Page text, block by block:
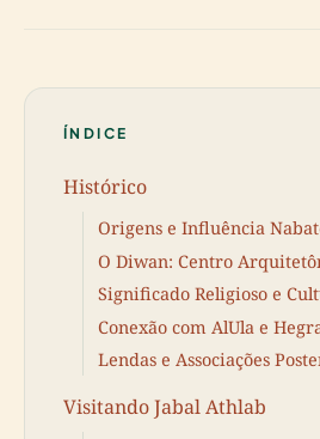
ÍNDICE
Histórico
Origens e Influência
O Diwan: Centro
Significado Religioso e
Conexão com AlUla e
Lendas e Associações
Visitando Jabal Athlab